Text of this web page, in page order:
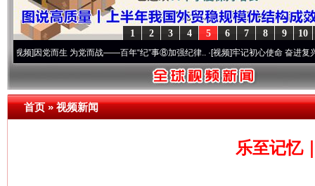
10
9
8
7
6
5
4
3
2
1
而生 为党而战——百年“纪”事⑧加强纪律..·[视频]牢记初心使命 奋进复兴征程丨“转
首页»视频新闻
乐至记忆